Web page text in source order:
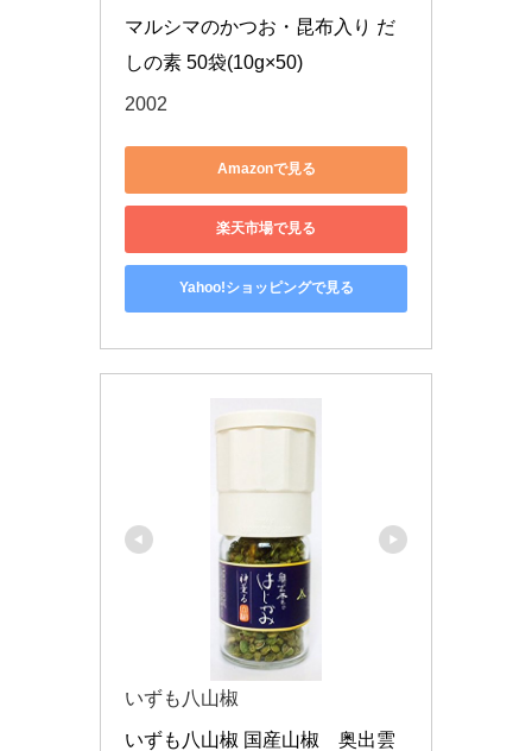
マルシマのかつお・昆布入り だ
しの素 50袋(10g×50)
2002
Amazonで見る
楽天市場で見る
Yahoo!ショッピングで見る
いずも八山椒
いずも八山椒 国産山椒　奥出雲